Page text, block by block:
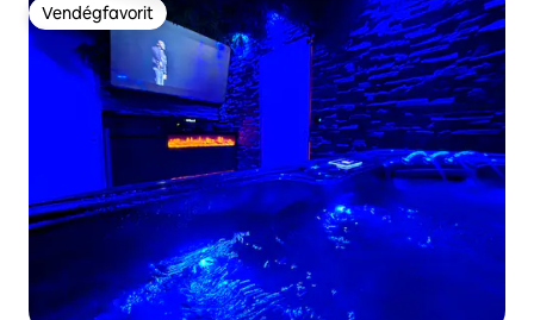
Vendégfavorit
Vendégfavorit